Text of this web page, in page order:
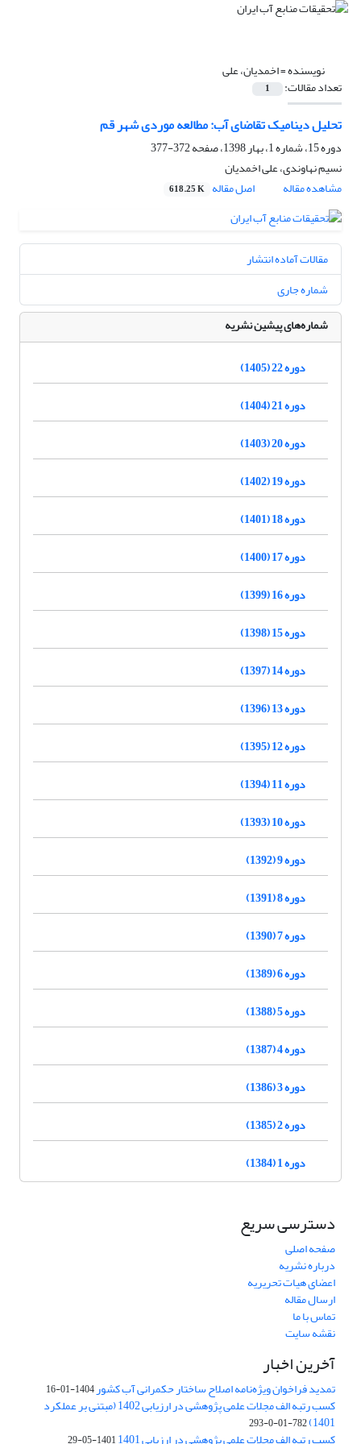
نویسنده =اخمدیان، علی
تعداد مقالات: 1
تحلیل دینامیک تقاضای آب: مطالعه موردی شهر قم
دوره 15، شماره 1، بهار 1398، صفحه
372-377
نسیم نهاوندی، علی اخمدیان
مشاهده مقاله
اصل مقاله 618.25 K
مقالات آماده انتشار
شماره جاری
شماره‌های پیشین نشریه
دوره 22 (1405)
دوره 21 (1404)
دوره 20 (1403)
دوره 19 (1402)
دوره 18 (1401)
دوره 17 (1400)
دوره 16 (1399)
دوره 15 (1398)
دوره 14 (1397)
دوره 13 (1396)
دوره 12 (1395)
دوره 11 (1394)
دوره 10 (1393)
دوره 9 (1392)
دوره 8 (1391)
دوره 7 (1390)
دوره 6 (1389)
دوره 5 (1388)
دوره 4 (1387)
دوره 3 (1386)
دوره 2 (1385)
دوره 1 (1384)
دسترسی سریع
صفحه اصلی
درباره نشریه
اعضای هیات تحریریه
ارسال مقاله
تماس با ما
نقشه سایت
آخرین اخبار
تمدید فراخوان ویژه‌نامه اصلاح ساختار حکمرانی آب کشور1404-01-16
کسب رتبه الف مجلات علمی پژوهشی در ارزیابی 1402 (مبتنی بر عملکرد
1401)
782-01-0-293
کسب رتبه الف مجلات علمی پژوهشی در ارزیابی 1401 1401-05-29